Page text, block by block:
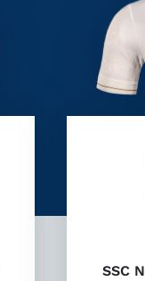
SSC